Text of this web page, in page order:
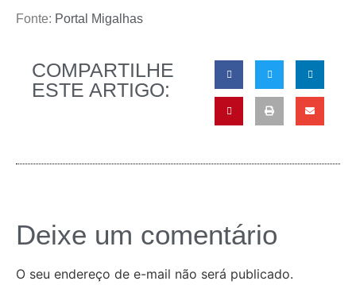
Fonte: Portal Migalhas
COMPARTILHE
ESTE ARTIGO:
Deixe um comentário
O seu endereço de e-mail não será publicado.